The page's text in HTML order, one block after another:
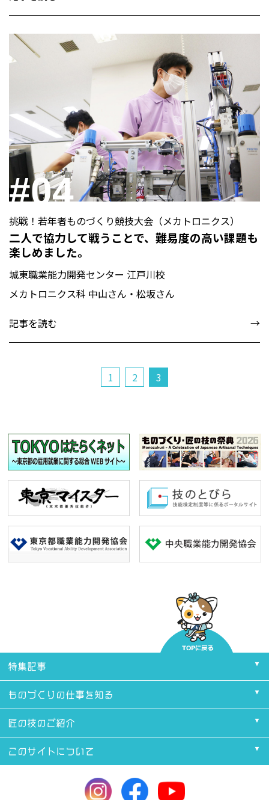
#04
挑戦！若年者ものづくり競技大会（メカトロニクス）
二人で協力して戦うことで、難易度の高い課題も
楽しめました。
城東職業能力開発センター 江戸川校
メカトロニクス科 中山さん・松坂さん
記事を読む
1 2 3
特集記事
ものづくりの仕事を知る
匠の技のご紹介
このサイトについて